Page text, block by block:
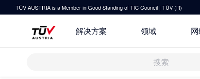
TÜV AUSTRIA is a Member in Good Standing of TIC Council | TÜV (R)
解决方案 领域